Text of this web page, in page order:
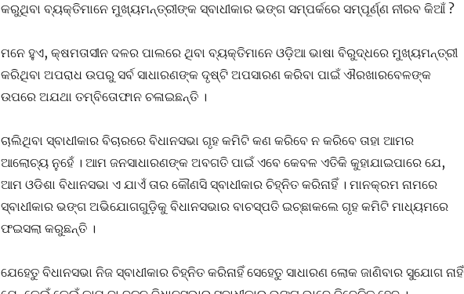
କରୁଥିବା ବ୍ୟକ୍ତିମାନେ ମୁଖ୍ୟମନ୍ତ୍ରୀଙ୍କ ସ୍ବାଧୀକାର ଭଙ୍ଗ ସମ୍ପର୍କରେ ସମ୍ପୂର୍ଣ୍ଣ ନୀରବ କିଆଁ ?
ମନେ ହୁଏ, କ୍ଷମତାସୀନ ଦଳର ପାଲରେ ଥିବା ବ୍ୟକ୍ତିମାନେ ଓଡ଼ିଆ ଭାଷା ବିରୁଦ୍ଧରେ ମୁଖ୍ୟମନ୍ତ୍ରୀ
କରିଥିବା ଅପରାଧ ଉପରୁ ସର୍ବ ସାଧାରଣଙ୍କ ଦୃଷ୍ଟି ଅପସାରଣ କରିବା ପାଇଁ ଐରଖାରବେଳଙ୍କ
ଉପରେ ଅଯଥା ତମ୍ବିତୋଫାନ ଚଳାଇଛନ୍ତି ।
ଚାଲିଥିବା ସ୍ବାଧୀକାର ବିଚାରରେ ବିଧାନସଭା ଗୃହ କମିଟି କଣ କରିବେ ନ କରିବେ ତାହା ଆମର
ଆଲୋଚ୍ୟ ନୁହେଁ । ଆମ ଜନସାଧାରଣଙ୍କ ଅବଗତି ପାଇଁ ଏବେ କେବଳ ଏତିକି କୁହାଯାଇପାରେ ଯେ,
ଆମ ଓଡିଶା ବିଧାନସଭା ଏ ଯାଏଁ ତାର କୌଣସି ସ୍ବାଧୀକାର ଚିହ୍ନିତ କରିନାହିଁ । ମାନକ୍ରମ ନାମରେ
ସ୍ବାଧୀକାର ଭଙ୍ଗ ଅଭିଯୋଗଗୁଡ଼ିକୁ ବିଧାନସଭାର ବାଚସ୍ପତି ଇଚ୍ଛାକଲେ ଗୃହ କମିଟି ମାଧ୍ୟମରେ
ଫଇସଲା କରୁଛନ୍ତି ।
ଯେହେତୁ ବିଧାନସଭା ନିଜ ସ୍ବାଧୀକାର ଚିହ୍ନିତ କରିନାହିଁ ସେହେତୁ ସାଧାରଣ ଲୋକ ଜାଣିବାର ସୁଯୋଗ ନାହିଁ